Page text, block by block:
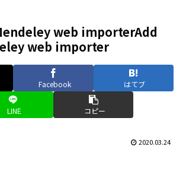
web importerAdd
web importer
Facebook はてブ
LINE コピー
2020.03.24